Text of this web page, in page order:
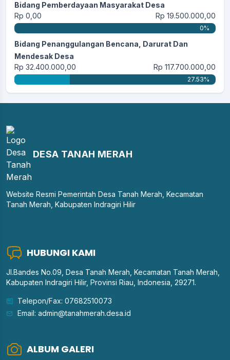
Bidang Pemberdayaan Masyarakat Desa
Rp 0,00
Rp 19.500.000,00
0%
Bidang Penanggulangan Bencana, Darurat Dan
Mendesak Desa
Rp 32.400.000,00
Rp 117.700.000,00
27.53%
DESA TANAH MERAH
Website Resmi Pemerintah Desa Tanah Merah, Kecamatan
Tanah Merah, Kabupaten Indragiri Hilir
HUBUNGI KAMI
Jl.Bandes No.09, Desa Tanah Merah, Kecamatan Tanah Merah,
Kabupaten Indragiri Hilir, Provinsi Riau, Indonesia, 29271.
Telepon/Fax: 07682510073
Email: admin@tanahmerah.desa.id
ALBUM GALERI